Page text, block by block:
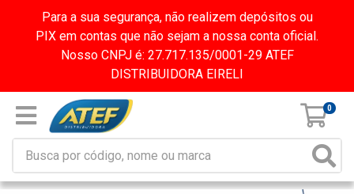
Para a sua segurança, não realizem depósitos ou
PIX em contas que não sejam a nossa conta oficial.
Nosso CNPJ é: 27.717.135/0001-29 ATEF
DISTRIBUIDORA EIRELI
0